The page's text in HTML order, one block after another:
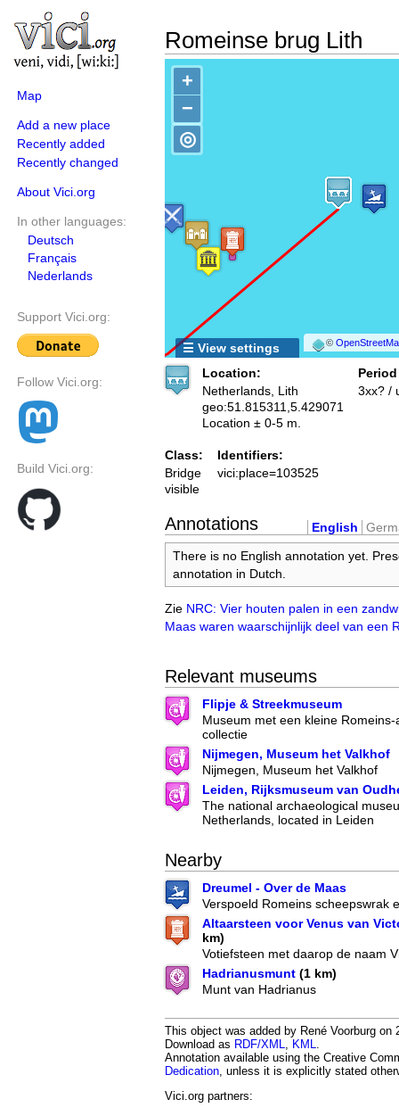
Map
Add a new place
Recently added
Recently changed
About Vici.org
In other languages:
Deutsch
Français
Nederlands
Support Vici.org:
Follow Vici.org:
Build Vici.org:
Romeinse brug Lith
+
−
©
◎
☰ View settings
Location:
Netherlands, Lith
geo:51.815311,5.429071
Location ± 0-5 m.
3xx? /
Class:
Bridge
visible
Identifiers:
vici:place=103525
Annotations English
There is no English annotation yet.
annotation in Dutch.
Zie NRC: Vier houten palen in een
Maas waren waarschijnlijk deel van een
Relevant museums
Flipje & Streekmuseum
Museum met een kleine
collectie
Nijmegen, Museum het Valkhof
Nijmegen, Museum het Valkhof
Leiden, Rijksmuseum van
The national archaeological
Netherlands, located in Leiden
Nearby
Dreumel - Over de Maas
Verspoeld Romeins scheepswrak
Altaarsteen voor Venus van
km)
Votiefsteen met daarop de naam
Hadrianusmunt (1 km)
Munt van Hadrianus
This object was added by René Voorburg
Download as RDF/XML KML
Annotation available using the Creative
Dedication , unless it is explicitly stated
Vici.org partners: